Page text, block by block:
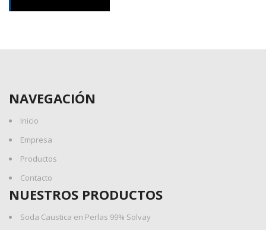
NAVEGACIÓN
Inicio
Empresa
Productos
Contacto
NUESTROS PRODUCTOS
Soda Caustica en Perlas 99% Solvay